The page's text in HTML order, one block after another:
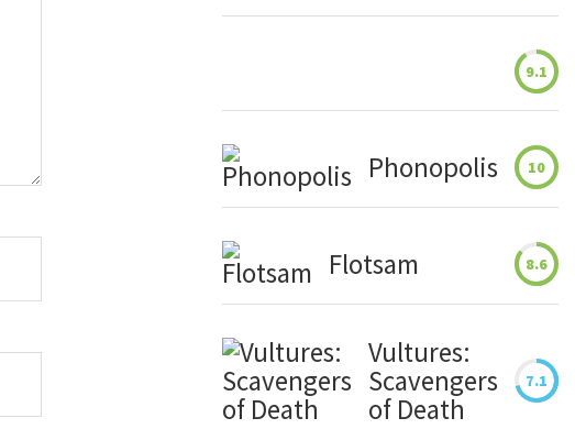
9.1
Phonopolis 10
Flotsam 8.6
Vultures:
Scavengers
of Death
7.1